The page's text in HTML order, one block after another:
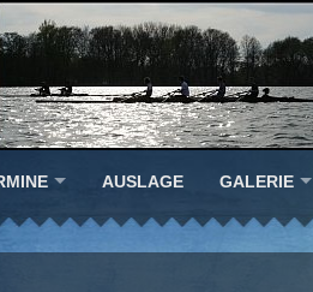
AUSLAGE GALERIE